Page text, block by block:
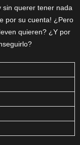
sin querer tener nada
por su cuenta! ¿Pero
quieren? ¿Y por